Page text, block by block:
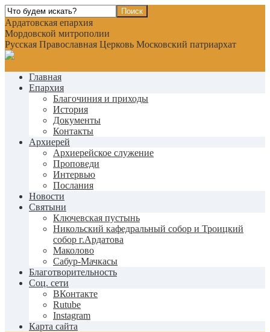
Ардатовская епархия
Мордовской митрополии
Русская Православная Церковь Московский патриархат
Главная
Епархия
Благочиния и приходы
История
Документы
Контакты
Архиерей
Архиерейское служение
Проповеди
Интервью
Послания
Новости
Святыни
Ключевская пустынь
Никольский кафедральный собор и Троицкий
собор г.Ардатова
Маколово
Сабур-Мачкасы
Благотворительность
Соц. сети
ВКонтакте
Rutube
Instagram
Карта сайта